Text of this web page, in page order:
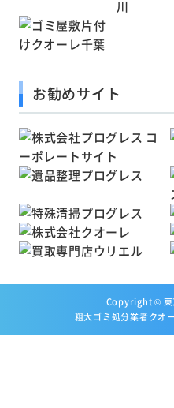
お勧めサイト
Copyright ©
粗大ゴミ処分業者クオ